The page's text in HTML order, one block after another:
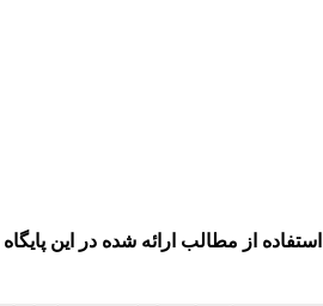
استفاده از مطالب ارائه شده در این